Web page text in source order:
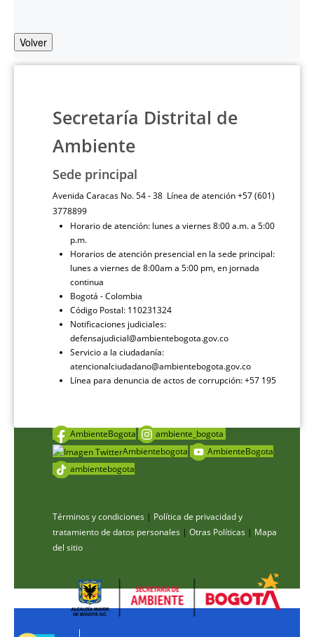
Volver
Secretaría Distrital de
Ambiente
Sede principal
Avenida Caracas No. 54 - 38 Línea de atención +57 (601)
3778899
Horario de atención: lunes a viernes 8:00 a.m. a 5:00
p.m.
Horarios de atención presencial en la sede principal:
lunes a viernes de 8:00am a 5:00 pm, en jornada
continua
Bogotá - Colombia
Código Postal: 110231324
Notificaciones judiciales:
defensajudicial@ambientebogota.gov.co
Servicio a la ciudadanía:
atencionalciudadano@ambientebogota.gov.co
Línea para denuncia de actos de corrupción: +57 195
AmbienteBogota
ambiente_bogota
Ambientebogota
AmbienteBogota
ambientebogota
Términos y condiciones | Política de privacidad y
tratamiento de datos personales | Otras Políticas | Mapa
del sitio